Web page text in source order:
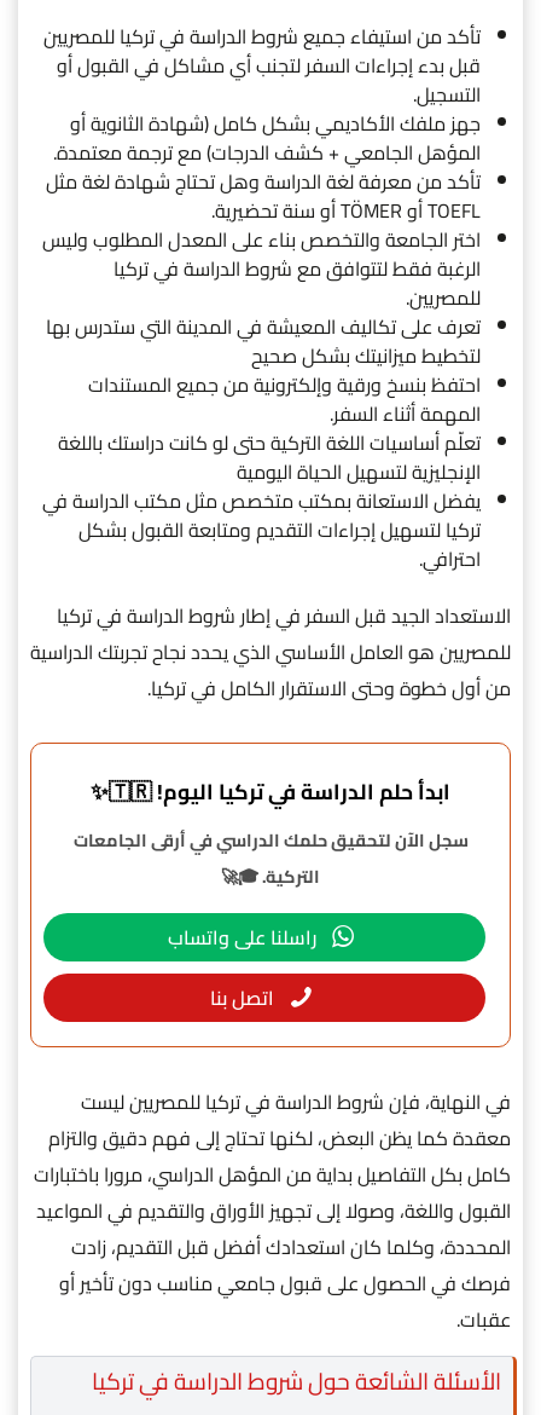
تأكد من استيفاء جميع شروط الدراسة في تركيا للمصريين
قبل بدء إجراءات السفر لتجنب أي مشاكل في القبول أو
التسجيل.
جهز ملفك الأكاديمي بشكل كامل (شهادة الثانوية أو
المؤهل الجامعي + كشف الدرجات) مع ترجمة معتمدة.
تأكد من معرفة لغة الدراسة وهل تحتاج شهادة لغة مثل
TOEFL أو TÖMER أو سنة تحضيرية.
اختر الجامعة والتخصص بناء على المعدل المطلوب وليس
الرغبة فقط لتتوافق مع شروط الدراسة في تركيا
للمصريين.
تعرف على تكاليف المعيشة في المدينة التي ستدرس بها
لتخطيط ميزانيتك بشكل صحيح
احتفظ بنسخ ورقية وإلكترونية من جميع المستندات
المهمة أثناء السفر.
تعلّم أساسيات اللغة التركية حتى لو كانت دراستك باللغة
الإنجليزية لتسهيل الحياة اليومية
يفضل الاستعانة بمكتب متخصص مثل مكتب الدراسة في
تركيا لتسهيل إجراءات التقديم ومتابعة القبول بشكل
احترافي.
الاستعداد الجيد قبل السفر في إطار شروط الدراسة في تركيا
للمصريين هو العامل الأساسي الذي يحدد نجاح تجربتك الدراسية
من أول خطوة وحتى الاستقرار الكامل في تركيا.
ابدأ حلم الدراسة في تركيا اليوم! 🇹🇷✨
سجل الآن لتحقيق حلمك الدراسي في أرقى الجامعات
التركية. 🎓🚀
راسلنا على واتساب
اتصل بنا
في النهاية، فإن شروط الدراسة في تركيا للمصريين ليست
معقدة كما يظن البعض، لكنها تحتاج إلى فهم دقيق والتزام
كامل بكل التفاصيل بداية من المؤهل الدراسي، مرورا باختبارات
القبول واللغة، وصولا إلى تجهيز الأوراق والتقديم في المواعيد
المحددة، وكلما كان استعدادك أفضل قبل التقديم، زادت
فرصك في الحصول على قبول جامعي مناسب دون تأخير أو
عقبات.
الأسئلة الشائعة حول شروط الدراسة في تركيا